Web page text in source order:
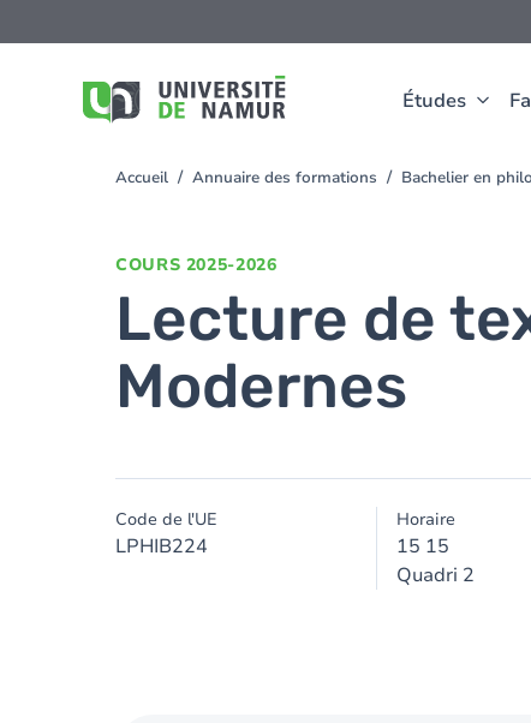
Études
au
You
Accueil Annuaire des formations Bachelier en
COURS 2025-2026
Lecture de
Modernes
Code de l'UE
LPHIB224
Horaire
15 15
Quadri 2